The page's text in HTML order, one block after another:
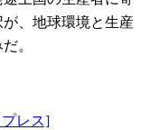
、地球環境と生産
。
レス]